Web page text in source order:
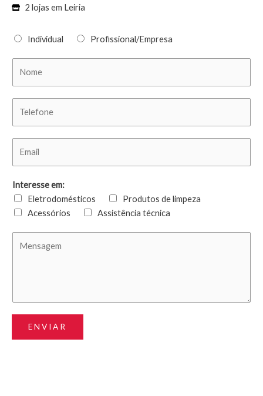
2 lojas em Leiria
Individual Profissional/Empresa
Interesse em:
Eletrodomésticos
Produtos de limpeza
Acessórios
Assistência técnica
ENVIAR